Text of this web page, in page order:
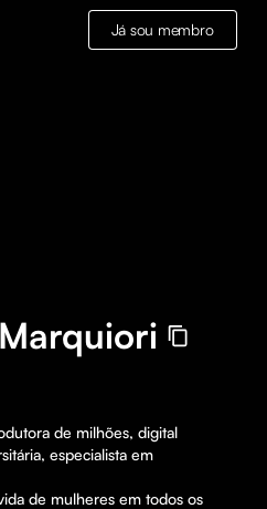
Já sou membro
de milhões, digital
especialista em
de mulheres em todos os